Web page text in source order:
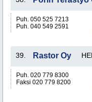
Puh. 050 525 7213
Puh. 040 549 2591
39. Rastor Oy
Puh. 020 779 8300
Faksi 020 779 8200